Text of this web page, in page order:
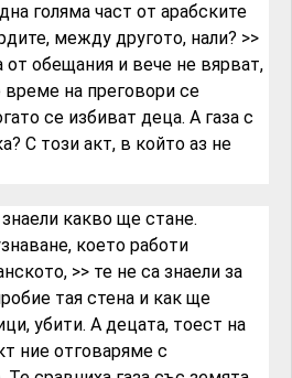
голяма част от арабските
между другото, нали? >>
от обещания и вече не вярват,
време на преговори се
се избиват деца. А газа с
С този акт, в който аз не
какво ще стане.
което работи
>> те не са знаели за
тая стена и как ще
убити. А децата, тоест на
ние отговаряме с